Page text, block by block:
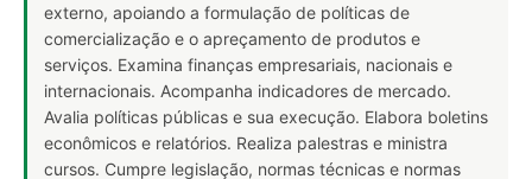
externo, apoiando a formulação de políticas de
comercialização e o apreçamento de produtos e
serviços. Examina finanças empresariais, nacionais e
internacionais. Acompanha indicadores de mercado.
Avalia políticas públicas e sua execução. Elabora boletins
econômicos e relatórios. Realiza palestras e ministra
cursos. Cumpre legislação, normas técnicas e normas